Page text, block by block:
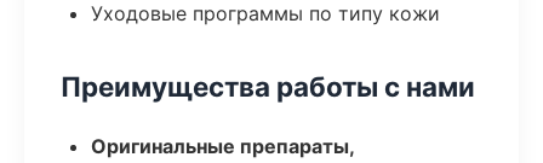
Уходовые программы по типу кожи
Преимущества работы с нами
Оригинальные препараты,